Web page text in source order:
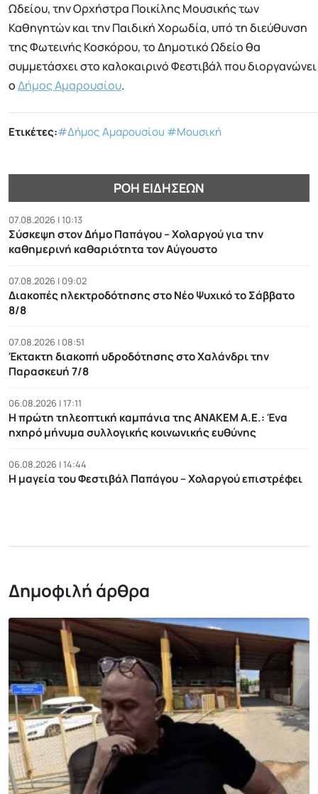
Ωδείου, την Ορχήστρα Ποικίλης Μουσικής των
Καθηγητών και την Παιδική Χορωδία, υπό τη διεύθυνση
της Φωτεινής Κοσκόρου, το Δημοτικό Ωδείο θα
συμμετάσχει στο καλοκαιρινό Φεστιβάλ που διοργανώνει
οΔήμος Αμαρουσίου.
Ετικέτες:#Δήμος Αμαρουσίου #Μουσική
ΡΟΉ ΕΙΔΉΣΕΩΝ
07.08.2026 | 10:13
Σύσκεψη στον Δήμο Παπάγου – Χολαργού για την
καθημερινή καθαριότητα τον Αύγουστο
07.08.2026 | 09:02
Διακοπές ηλεκτροδότησης στο Νέο Ψυχικό το Σάββατο
8/8
07.08.2026 | 08:51
Έκτακτη διακοπή υδροδότησης στο Χαλάνδρι την
Παρασκευή 7/8
06.08.2026 | 17:11
Η πρώτη τηλεοπτική καμπάνια της ΑΝΑΚΕΜ Α.Ε.: Ένα
ηχηρό μήνυμα συλλογικής κοινωνικής ευθύνης
06.08.2026 | 14:44
Η μαγεία του Φεστιβάλ Παπάγου – Χολαργού επιστρέφει
Δημοφιλή άρθρα